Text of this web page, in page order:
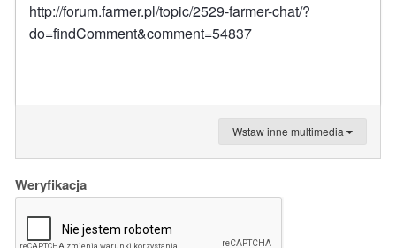
http://forum.farmer.pl/topic/2529-farmer-chat/?
do=findComment&comment=54837
Wstaw inne multimedia
Weryfikacja